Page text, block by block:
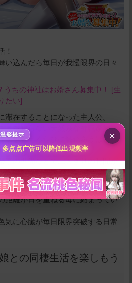
500
立刻支付
い込んだら毎日が我慢限界の日々
在することになった主人公。
とを知らない天然系な神職家族。
法を教えるたびに触れあうほど距
事の準備などで二人きりの時間が
犬のように寄り添ってくる。
距離が日を重ねる毎に縮まってい
気に心臓が毎日限界突破する日常
との同棲生活を楽しもう
传文本链接
点击全选 ×
温馨提示
多点点广告可以降低出现频率